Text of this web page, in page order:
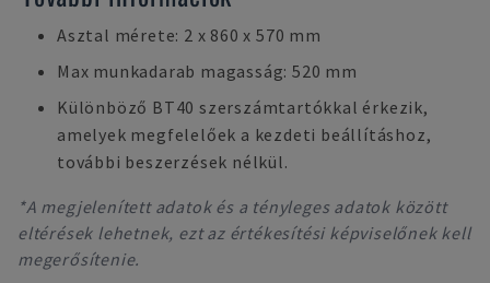
Asztal mérete: 2 x 860 x 570 mm
Max munkadarab magasság: 520 mm
Különböző BT40 szerszámtartókkal érkezik,
amelyek megfelelőek a kezdeti beállításhoz,
további beszerzések nélkül.
*A megjelenített adatok és a tényleges adatok között
eltérések lehetnek, ezt az értékesítési képviselőnek kell
megerősítenie.